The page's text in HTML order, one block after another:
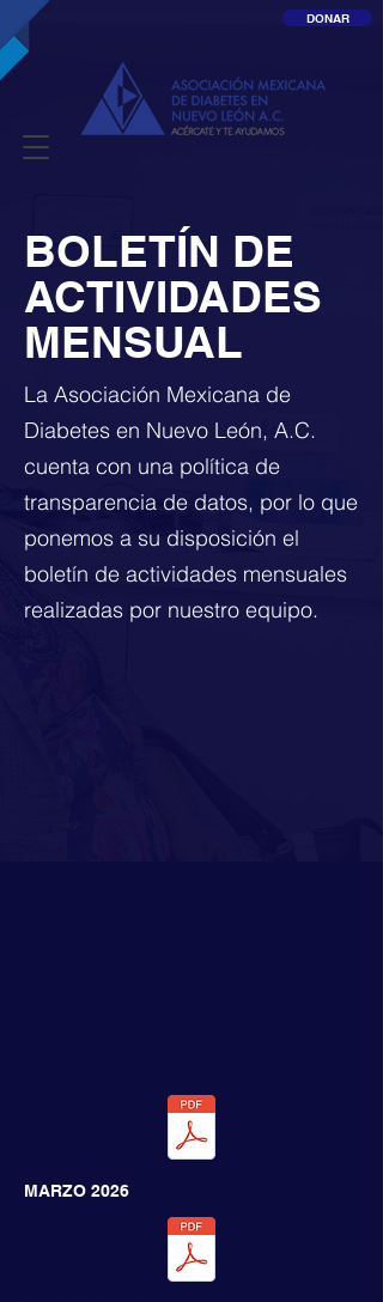
DONAR
BOLETÍN DE
ACTIVIDADES
MENSUAL
La Asociación Mexicana de
Diabetes en Nuevo León, A.C.
cuenta con una política de
transparencia de datos, por lo que
ponemos a su disposición el
boletín de actividades mensuales
realizadas por nuestro equipo.
MARZO 2026